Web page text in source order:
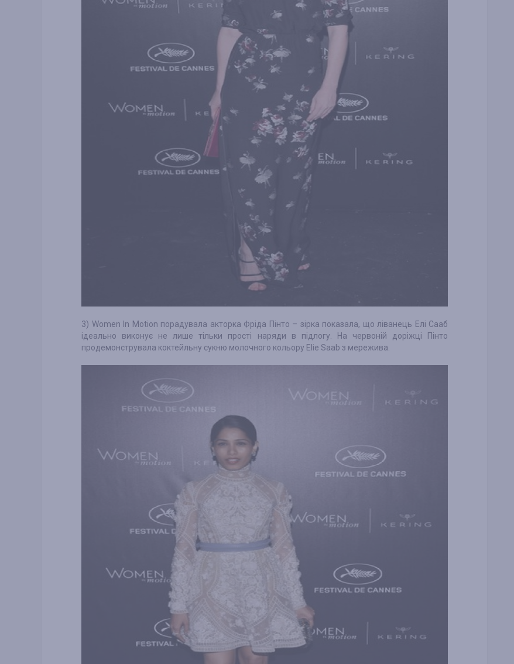
3) Women In Motion порадувала акторка Фріда Пінто – зірка показала, що ліванець Елі Сааб
ідеально виконує не лише тільки прості наряди в підлогу. На червоній доріжці Пінто
продемонструвала коктейльну сукню молочного кольору Elie Saab з мережива.